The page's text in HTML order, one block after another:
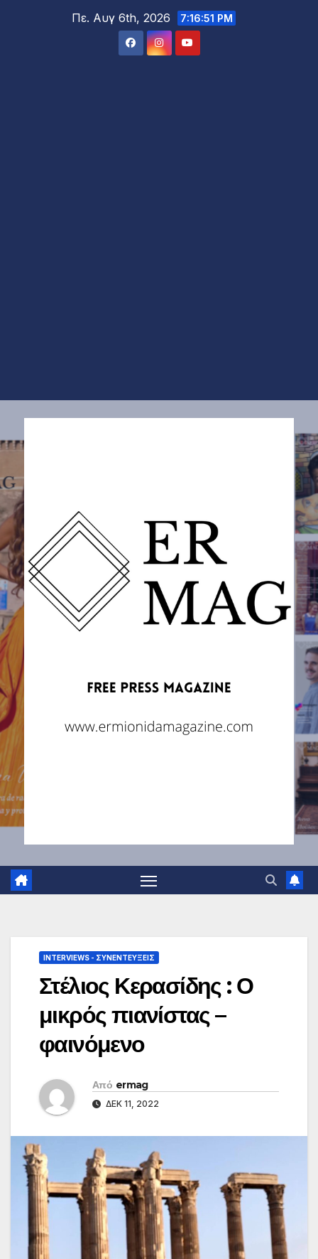
Πε. Αυγ 6th, 2026 7:16:53 PM
INTERVIEWS - ΣΥΝΕΝΤΕΎΞΕΙΣ
Στέλιος Κερασίδης : Ο
μικρός πιανίστας –
φαινόμενο
Από ermag
ΔΕΚ 11, 2022